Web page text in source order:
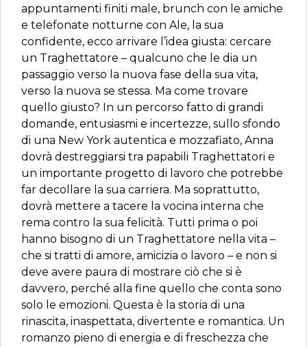
appuntamenti finiti male, brunch con le amiche
e telefonate notturne con Ale, la sua
confidente, ecco arrivare l’idea giusta: cercare
un Traghettatore – qualcuno che le dia un
passaggio verso la nuova fase della sua vita,
verso la nuova se stessa. Ma come trovare
quello giusto? In un percorso fatto di grandi
domande, entusiasmi e incertezze, sullo sfondo
di una New York autentica e mozzafiato, Anna
dovrà destreggiarsi tra papabili Traghettatori e
un importante progetto di lavoro che potrebbe
far decollare la sua carriera. Ma soprattutto,
dovrà mettere a tacere la vocina interna che
rema contro la sua felicità. Tutti prima o poi
hanno bisogno di un Traghettatore nella vita –
che si tratti di amore, amicizia o lavoro – e non si
deve avere paura di mostrare ciò che si è
davvero, perché alla fine quello che conta sono
solo le emozioni. Questa è la storia di una
rinascita, inaspettata, divertente e romantica. Un
romanzo pieno di energia e di freschezza che